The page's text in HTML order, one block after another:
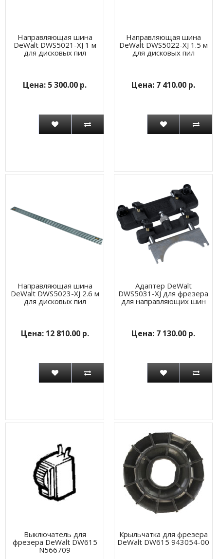
Направляющая шина
DeWalt DWS5021-XJ 1 м
для дисковых пил
5 300.00 р.
Направляющая шина
DeWalt DWS5022-XJ 1.5 м
для дисковых пил
7 410.00 р.
Направляющая шина
DeWalt DWS5023-XJ 2.6 м
для дисковых пил
12 810.00 р.
Адаптер DeWalt
DWS5031-XJ для фрезера
для направляющих шин
7 130.00 р.
Выключатель для
фрезера DeWalt DW615
N566709
Крыльчатка для фрезера
DeWalt DW615 943054-00